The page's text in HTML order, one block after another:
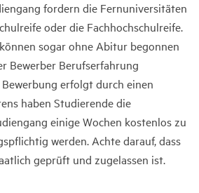
fordern die Fernuniversitäten
oder die Fachhochschulreife.
sogar ohne Abitur begonnen
Bewerber Berufserfahrung
Bewerbung erfolgt durch einen
haben Studierende die
einige Wochen kostenlos zu
werden. Achte darauf, dass
geprüft und zugelassen ist.